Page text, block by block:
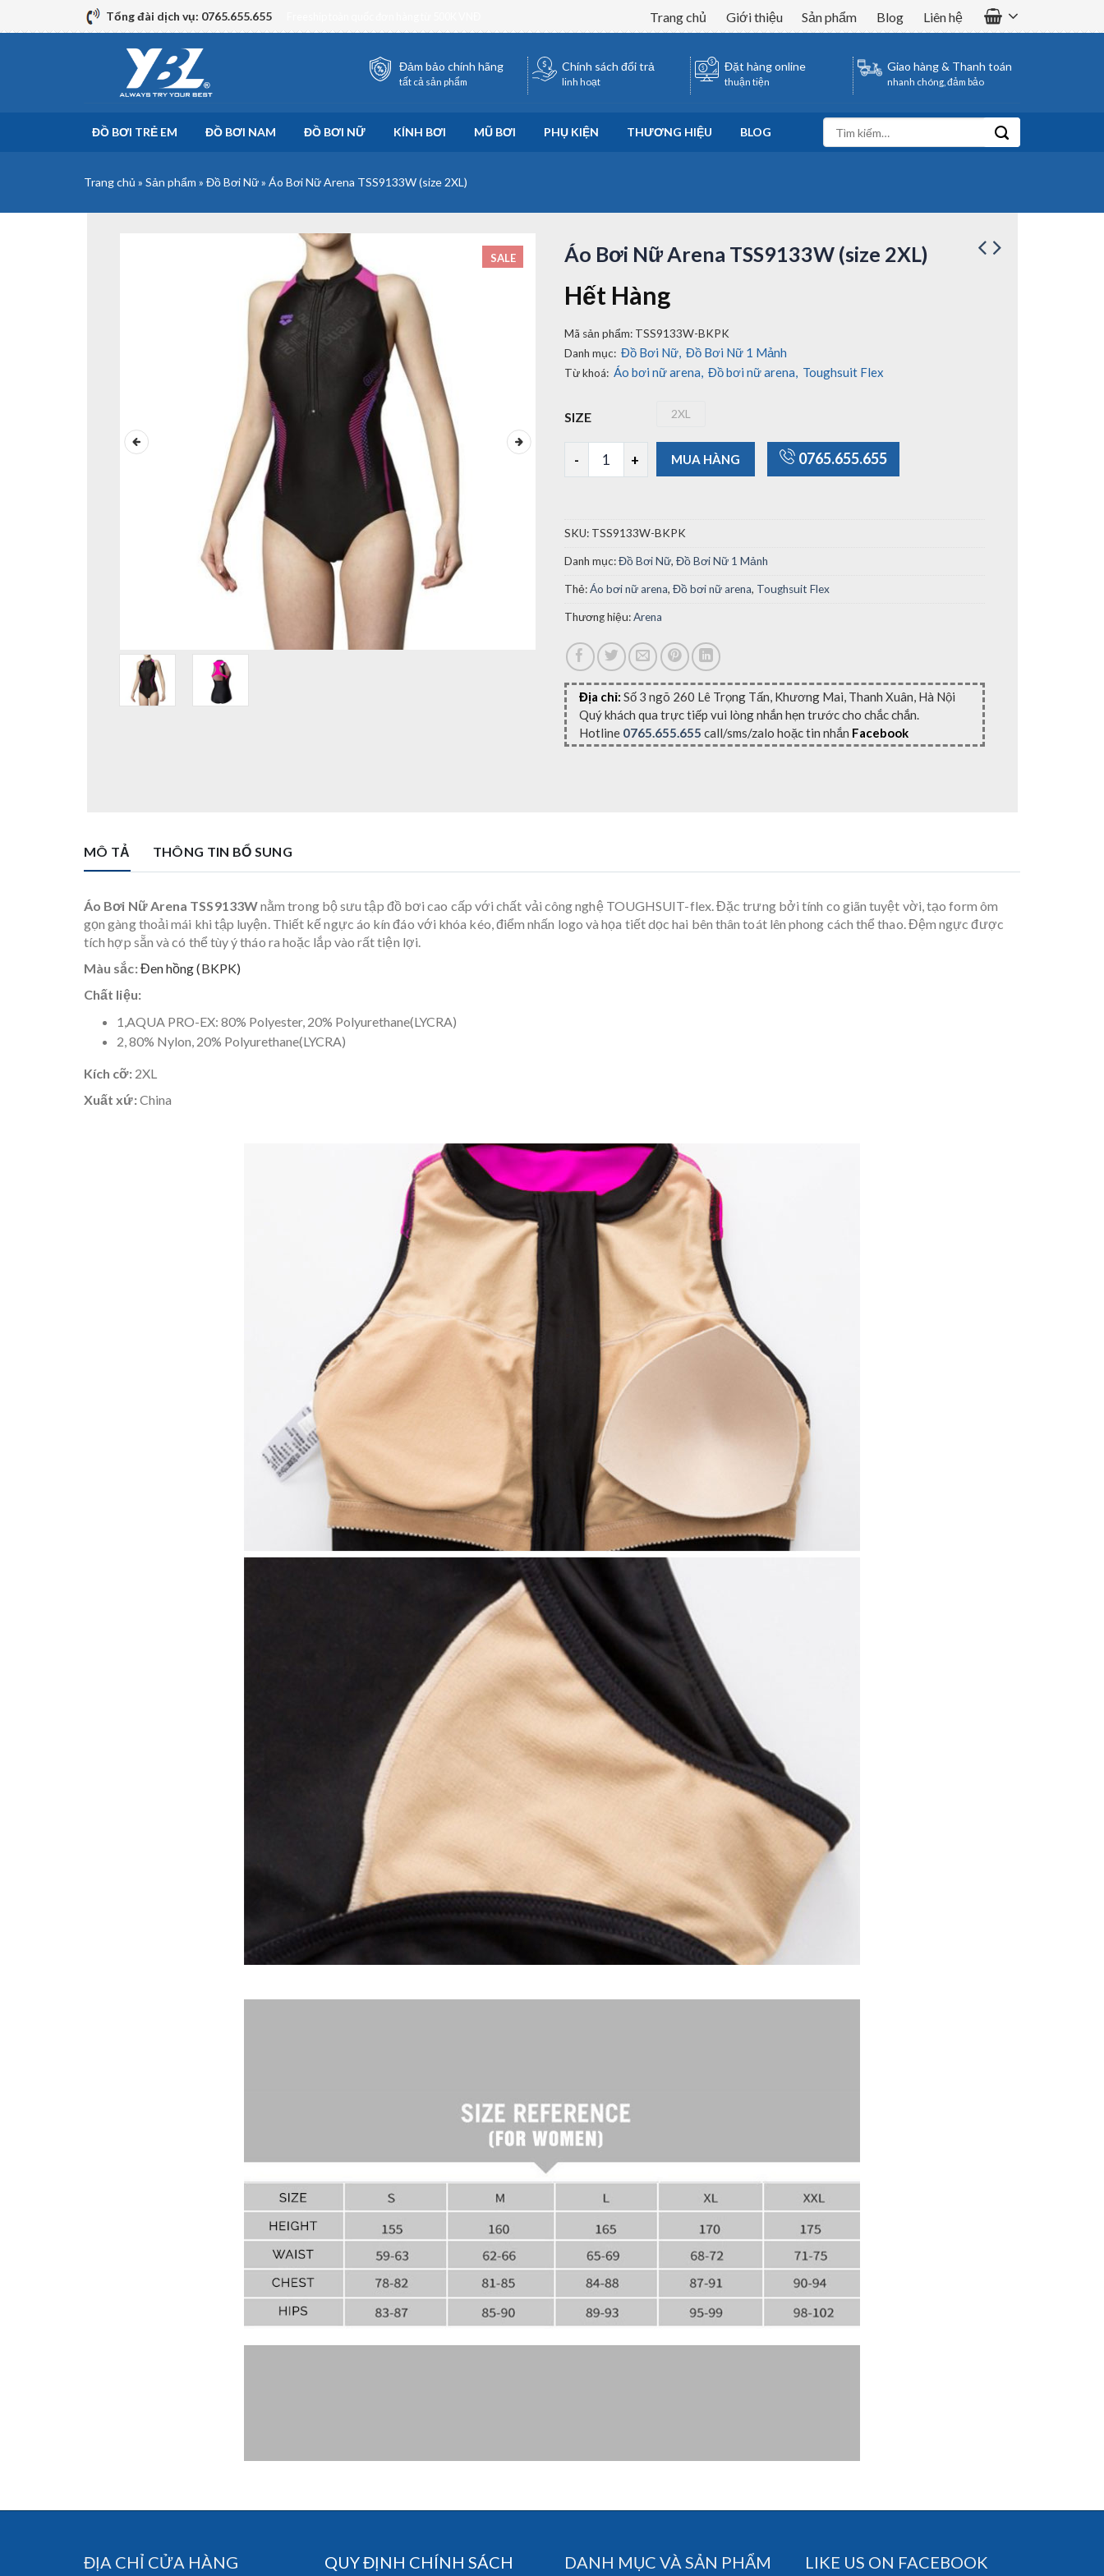
to
Tổng đài dịch vụ: 0765.655.655 Trang chủ Giới thiệu Sản phẩm Blog Liên hệ
Đảm bảo chính hãng
tất cả sản phẩm
Chính sách đổi trả
linh hoạt
Đặt hàng online
thuận tiện
Giao hàng & Thanh toán
nhanh chóng, đảm bảo
ĐỒ BƠI TRẺ EM ĐỒ BƠI NAM ĐỒ BƠI NỮ KÍNH BƠI MŨ BƠI PHỤ KIỆN THƯƠNG HIỆU BLOG
kiếm:
Trang chủ » Sản phẩm » Đồ Bơi Nữ» Áo Bơi Nữ Arena TSS9133W (size 2XL)
SALE Áo Bơi Nữ Arena TSS9133W (size 2XL)
Hết Hàng
Mã sản phẩm: TSS9133W-BKPK
Danh mục: Đồ Bơi Nữ, Đồ Bơi Nữ 1 Mảnh
Từ khoá: Áo bơi nữ arena, Đồ bơi nữ arena, Toughsuit Flex
SIZE 2XL2XL
Áo Bơi Nữ Arena TSS9133W (size 2XL) số lượng
MUA HÀNG 0765.655.655
SKU: TSS9133W-BKPK
Danh mục:Đồ Bơi Nữ, Đồ Bơi Nữ 1 Mảnh
Thẻ:Áo bơi nữ arena, Đồ bơi nữ arena, Toughsuit Flex
Thương hiệu:Arena
Địa chỉ: Số 3 ngõ 260 Lê Trọng Tấn, Khương Mai, Thanh Xuân, Hà Nội
Quý khách qua trực tiếp vui lòng nhắn hẹn trước cho chắc chắn.
Hotline 0765.655.655 call/sms/zalo hoặc tin nhắn Facebook
MÔ TẢ THÔNG TIN BỔ SUNG
Áo Bơi Nữ Arena TSS9133Wnằm trong bộ sưu tập đồ bơi cao cấp với chất vải công nghệ TOUGHSUIT-flex. Đặc trưng bởi tính co giãn tuyệt vời, tạo form ôm
gọn gàng thoải mái khi tập luyện. Thiết kế ngực áo kín đáo với khóa kéo, điểm nhấn logo và họa tiết dọc hai bên thân toát lên phong cách thể thao. Đệm ngực được
tích hợp sẵn và có thể tùy ý tháo ra hoặc lắp vào rất tiện lợi.
Màu sắc:Đen hồng (BKPK)
Chất liệu:
1,AQUA PRO-EX: 80% Polyester, 20% Polyurethane(LYCRA)
2, 80% Nylon, 20% Polyurethane(LYCRA)
Kích cỡ:2XL
Xuất xứ:China
ĐỊA CHỈ CỬA HÀNG QUY ĐỊNH CHÍNH SÁCH DANH MỤC VÀ SẢN PHẨM LIKE US ON FACEBOOK